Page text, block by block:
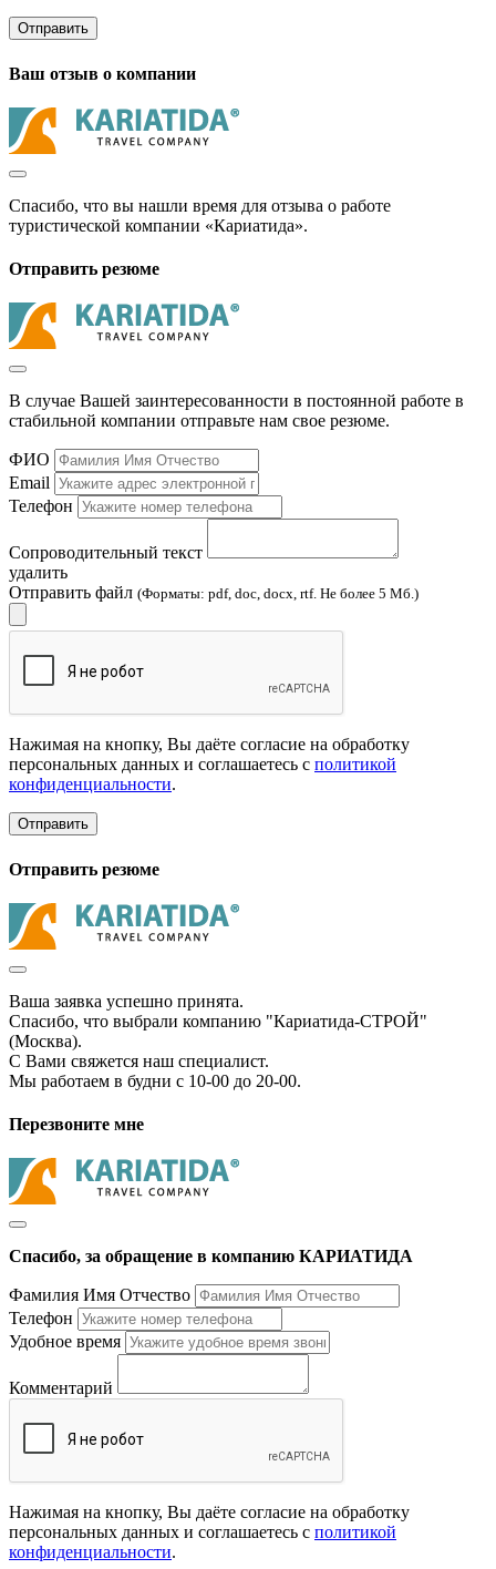
Отправить
Ваш отзыв о компании
Спасибо, что вы нашли время для отзыва о работе
туристической компании «Кариатида».
Отправить резюме
В случае Вашей заинтересованности в постоянной работе в
стабильной компании отправьте нам свое резюме.
ФИО
Email
Телефон
Сопроводительный текст
удалить
Отправить файл (Форматы: pdf, doc, docx, rtf. Не более 5 Мб.)
Нажимая на кнопку, Вы даёте согласие на обработку
персональных данных и соглашаетесь с политикой
конфиденциальности.
Отправить
Отправить резюме
Ваша заявка успешно принята.
Спасибо, что выбрали компанию "Кариатида-СТРОЙ"
(Москва).
С Вами свяжется наш специалист.
Мы работаем в будни с 10-00 до 20-00.
Перезвоните мне
Спасибо, за обращение в компанию КАРИАТИДА
Фамилия Имя Отчество
Телефон
Удобное время
Комментарий
Нажимая на кнопку, Вы даёте согласие на обработку
персональных данных и соглашаетесь с политикой
конфиденциальности.